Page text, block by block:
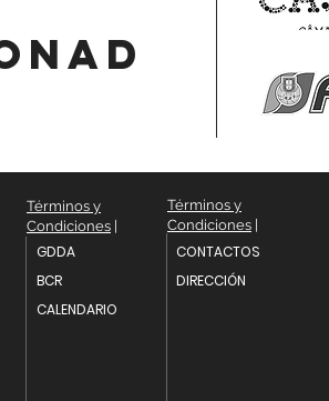
GDDA
BCR
CALENDARIO
CONTACTOS
DIRECCIÓN
Términos y
Condiciones
Términos y
Condiciones